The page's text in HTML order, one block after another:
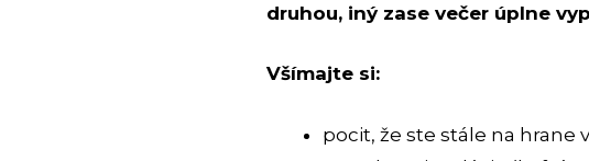
druhou, iný zase večer úplne
Všímajte si:
pocit, že ste stále na hrane